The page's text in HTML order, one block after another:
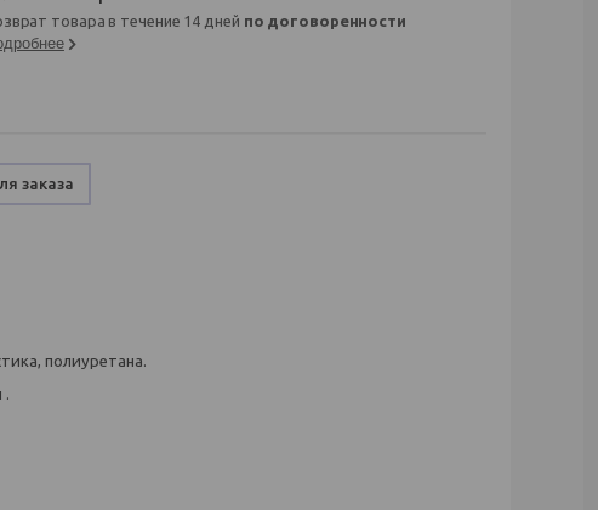
товара в течение 14 дней по договоренности
заказа
полиуретана.
.